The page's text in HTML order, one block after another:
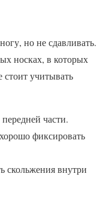
но не сдавливать.
носках, в которых
стоит учитывать
передней части.
фиксировать
скольжения внутри